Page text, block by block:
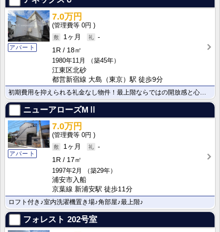
アパート
7.0万円
0円
1ヶ月
-
1R
18㎡
1980年11月
（築45年）
江東区北砂
都営新宿線 大島（東京）駅 徒歩9分
ニューアローズMⅡ
アパート
7.0万円
0円
1ヶ月
-
1R
17㎡
1997年2月
（築29年）
浦安市入船
京葉線 新浦安駅 徒歩11分
ロフト付き♪室内洗濯機置き場♪角部屋♪最上階♪
フォレスト 202号室